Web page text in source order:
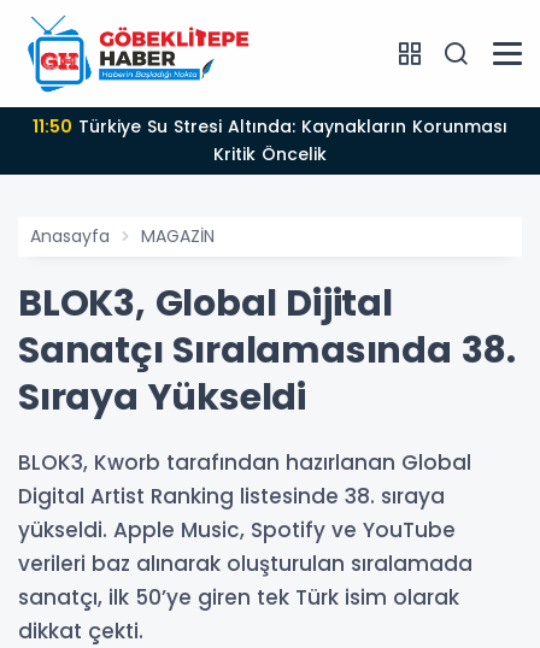
11:50
Kritik Öncelik
Anasayfa MAGAZİN
BLOK3, Global Dijital
Sanatçı Sıralamasında 38.
Sıraya Yükseldi
BLOK3, Kworb tarafından hazırlanan Global
Digital Artist Ranking listesinde 38. sıraya
yükseldi. Apple Music, Spotify ve YouTube
verileri baz alınarak oluşturulan sıralamada
sanatçı, ilk 50’ye giren tek Türk isim olarak
dikkat çekti.